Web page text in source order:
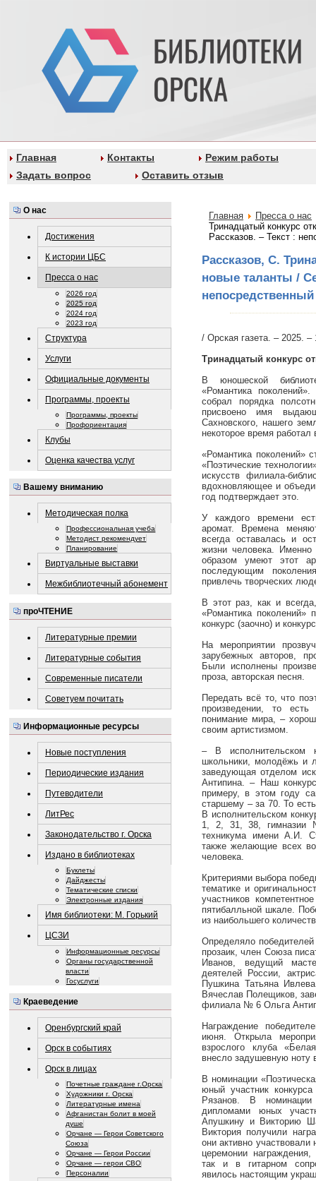
Главная Контакты
Режим работы
Задать вопрос
Оставить отзыв
О нас
Достижения
К истории ЦБС
Пресса о нас
2026 год
2025 год
2024 год
2023 год
Структура
Услуги
Официальные документы
Программы, проекты
Программы, проекты
Профориентация
Клубы
Оценка качества услуг
Вашему вниманию
Методическая полка
Профессиональная учеба
Методист рекомендует
Планирование
Виртуальные выставки
Межбиблиотечный абонемент
проЧТЕНИЕ
Литературные премии
Литературные события
Современные писатели
Советуем почитать
Информационные ресурсы
Новые поступления
Периодические издания
Путеводители
ЛитРес
Законодательство г. Орска
Издано в библиотеках
Буклеты
Дайджесты
Тематические списки
Электронные издания
Имя библиотеки: М. Горький
ЦСЗИ
Информационные ресурсы
Органы государственной
власти
Госуслуги
Краеведение
Оренбургский край
Орск в событиях
Орск в лицах
Почетные граждане г.Орска
Художники г. Орска
Литературные имена
Афганистан болит в моей
душе
Орчане — Герои Советского
Союза
Орчане — Герои России
Орчане — герои СВО
Персоналии
Главная
Пресса о нас
Тринадцатый конкурс
Рассказов. – Текст :
Рассказов, С.
новые таланты /
/ Орская газета. – 2025.
Тринадцатый конкурс
В юношеской
«Романтика
собрал порядка
присвоено имя
Сахновского, нашего
некоторое время работал
«Романтика поколений»
«Поэтические
искусств филиала-
вдохновляющее и
год подтверждает это.
У каждого времени
аромат. Времена
всегда оставалась и
жизни человека. Именно
образом умеют этот
последующим
привлечь творческих
В этот раз, как и
«Романтика поколений»
конкурс (заочно) и
На мероприятии
зарубежных авторов,
Были исполнены
проза, авторская песня.
Передать всё то, что
произведении, то
понимание мира, –
своим артистизмом.
– В исполнительском
школьники, молодёжь и
заведующая отделом
Антипина. – Наш
примеру, в этом году
старшему – за 70. То
В исполнительском
1, 2, 31, 38, гимназии
техникума имени А.И.
также желающие всех
человека.
Критериями выбора
тематике и
участников
пятибалльной шкале.
из наибольшего
Определяло
прозаик, член Союза
Иванов, ведущий
деятелей России,
Пушкина Татьяна
Вячеслав Полещиков,
филиала № 6 Ольга
Награждение
июня. Открыла
взрослого клуба
внесло задушевную ноту
В номинации
юный участник конкурса
Рязанов. В
дипломами юных
Апушкину и Викторию
Виктория получили
они активно
церемонии
так и в гитарном
явилось настоящим